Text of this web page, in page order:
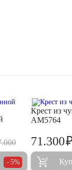
5%
Крест из
AM5764
71.300